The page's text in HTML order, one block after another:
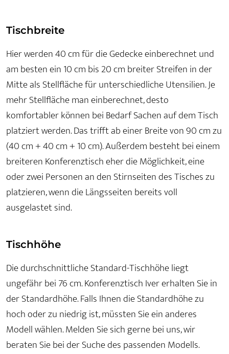
Tischbreite
Hier werden 40 cm für die Gedecke einberechnet und
am besten ein 10 cm bis 20 cm breiter Streifen in der
Mitte als Stellfläche für unterschiedliche Utensilien. Je
mehr Stellfläche man einberechnet, desto
komfortabler können bei Bedarf Sachen auf dem Tisch
platziert werden. Das trifft ab einer Breite von 90 cm zu
(40 cm + 40 cm + 10 cm). Außerdem besteht bei einem
breiteren Konferenztisch eher die Möglichkeit, eine
oder zwei Personen an den Stirnseiten des Tisches zu
platzieren, wenn die Längsseiten bereits voll
ausgelastet sind.
Tischhöhe
Die durchschnittliche Standard-Tischhöhe liegt
ungefähr bei 76 cm. Konferenztisch Iver erhalten Sie in
der Standardhöhe. Falls Ihnen die Standardhöhe zu
hoch oder zu niedrig ist, müssten Sie ein anderes
Modell wählen. Melden Sie sich gerne bei uns, wir
beraten Sie bei der Suche des passenden Modells.